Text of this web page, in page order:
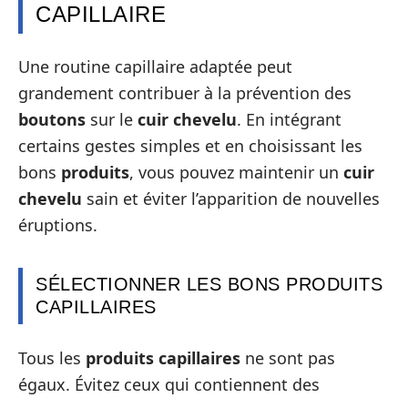
CAPILLAIRE
Une routine capillaire adaptée peut
grandement contribuer à la prévention des
boutons sur le cuir chevelu. En intégrant
certains gestes simples et en choisissant les
bons produits, vous pouvez maintenir un cuir
chevelu sain et éviter l’apparition de nouvelles
éruptions.
SÉLECTIONNER LES BONS PRODUITS
CAPILLAIRES
Tous les produits capillaires ne sont pas
égaux. Évitez ceux qui contiennent des